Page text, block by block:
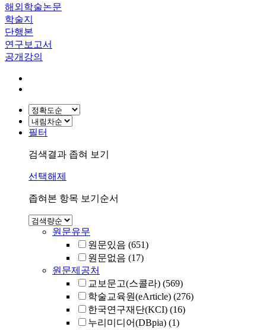
해외학술논문
학술지
단행본
연구보고서
공개강의
필터
검색결과 좁혀 보기
선택해제
좁혀본 항목 보기순서
원문유무
원문있음 (651)
원문없음 (17)
원문제공처
교보문고(스콜라) (569)
학술교육원(eArticle) (276)
한국연구재단(KCI) (16)
누리미디어(DBpia) (1)